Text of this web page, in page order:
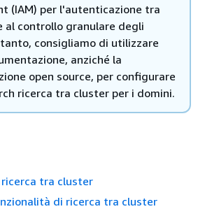
(IAM) per l'autenticazione tra
al controllo granulare degli
consigliamo di utilizzare
anziché la
open source, per configurare
ricerca tra cluster per i domini.
tra cluster
di ricerca tra cluster